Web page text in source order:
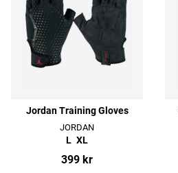
Jordan Training Gloves
JORDAN
L XL
399 kr